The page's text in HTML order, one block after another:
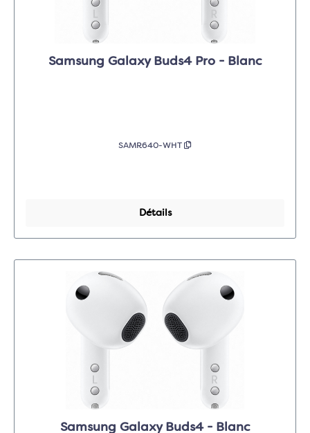
Samsung Galaxy Buds4 Pro - Blanc
SAMR640-WHT
Détails
Samsung Galaxy Buds4 - Blanc